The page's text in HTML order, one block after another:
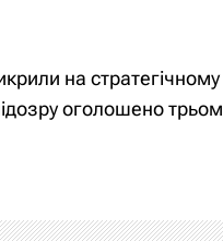
на стратегічному
оголошено трьом